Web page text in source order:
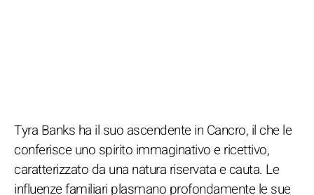
Tyra Banks ha il suo ascendente in Cancro, il che le
conferisce uno spirito immaginativo e ricettivo,
caratterizzato da una natura riservata e cauta. Le
influenze familiari plasmano profondamente le sue